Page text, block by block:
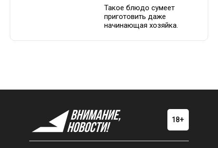
Такое блюдо сумеет
приготовить даже
начинающая хозяйка.